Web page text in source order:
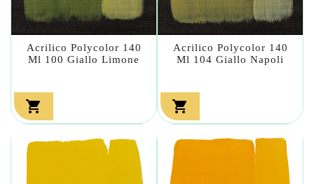
Acrilico Polycolor 140
Ml 100 Giallo Limone

Acrilico Polycolor 140
Ml 104 Giallo Napoli
